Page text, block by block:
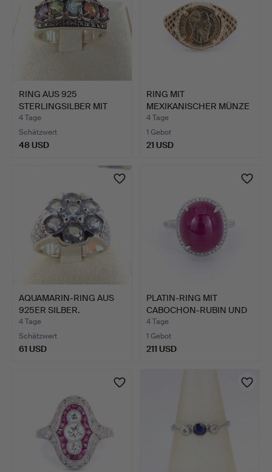
RING AUS 925
STERLINGSILBER MIT
MEHRFARBIG…
4 Tage
Schätzwert
48 USD
RING MIT
MEXIKANISCHER MÜNZE
AUS 9 KARAT G…
4 Tage
1 Gebot
21 USD
AQUAMARIN-RING AUS
925ER SILBER.
4 Tage
Schätzwert
61 USD
PLATIN-RING MIT
CABOCHON-RUBIN UND
DIAMANT…
4 Tage
1 Gebot
211 USD